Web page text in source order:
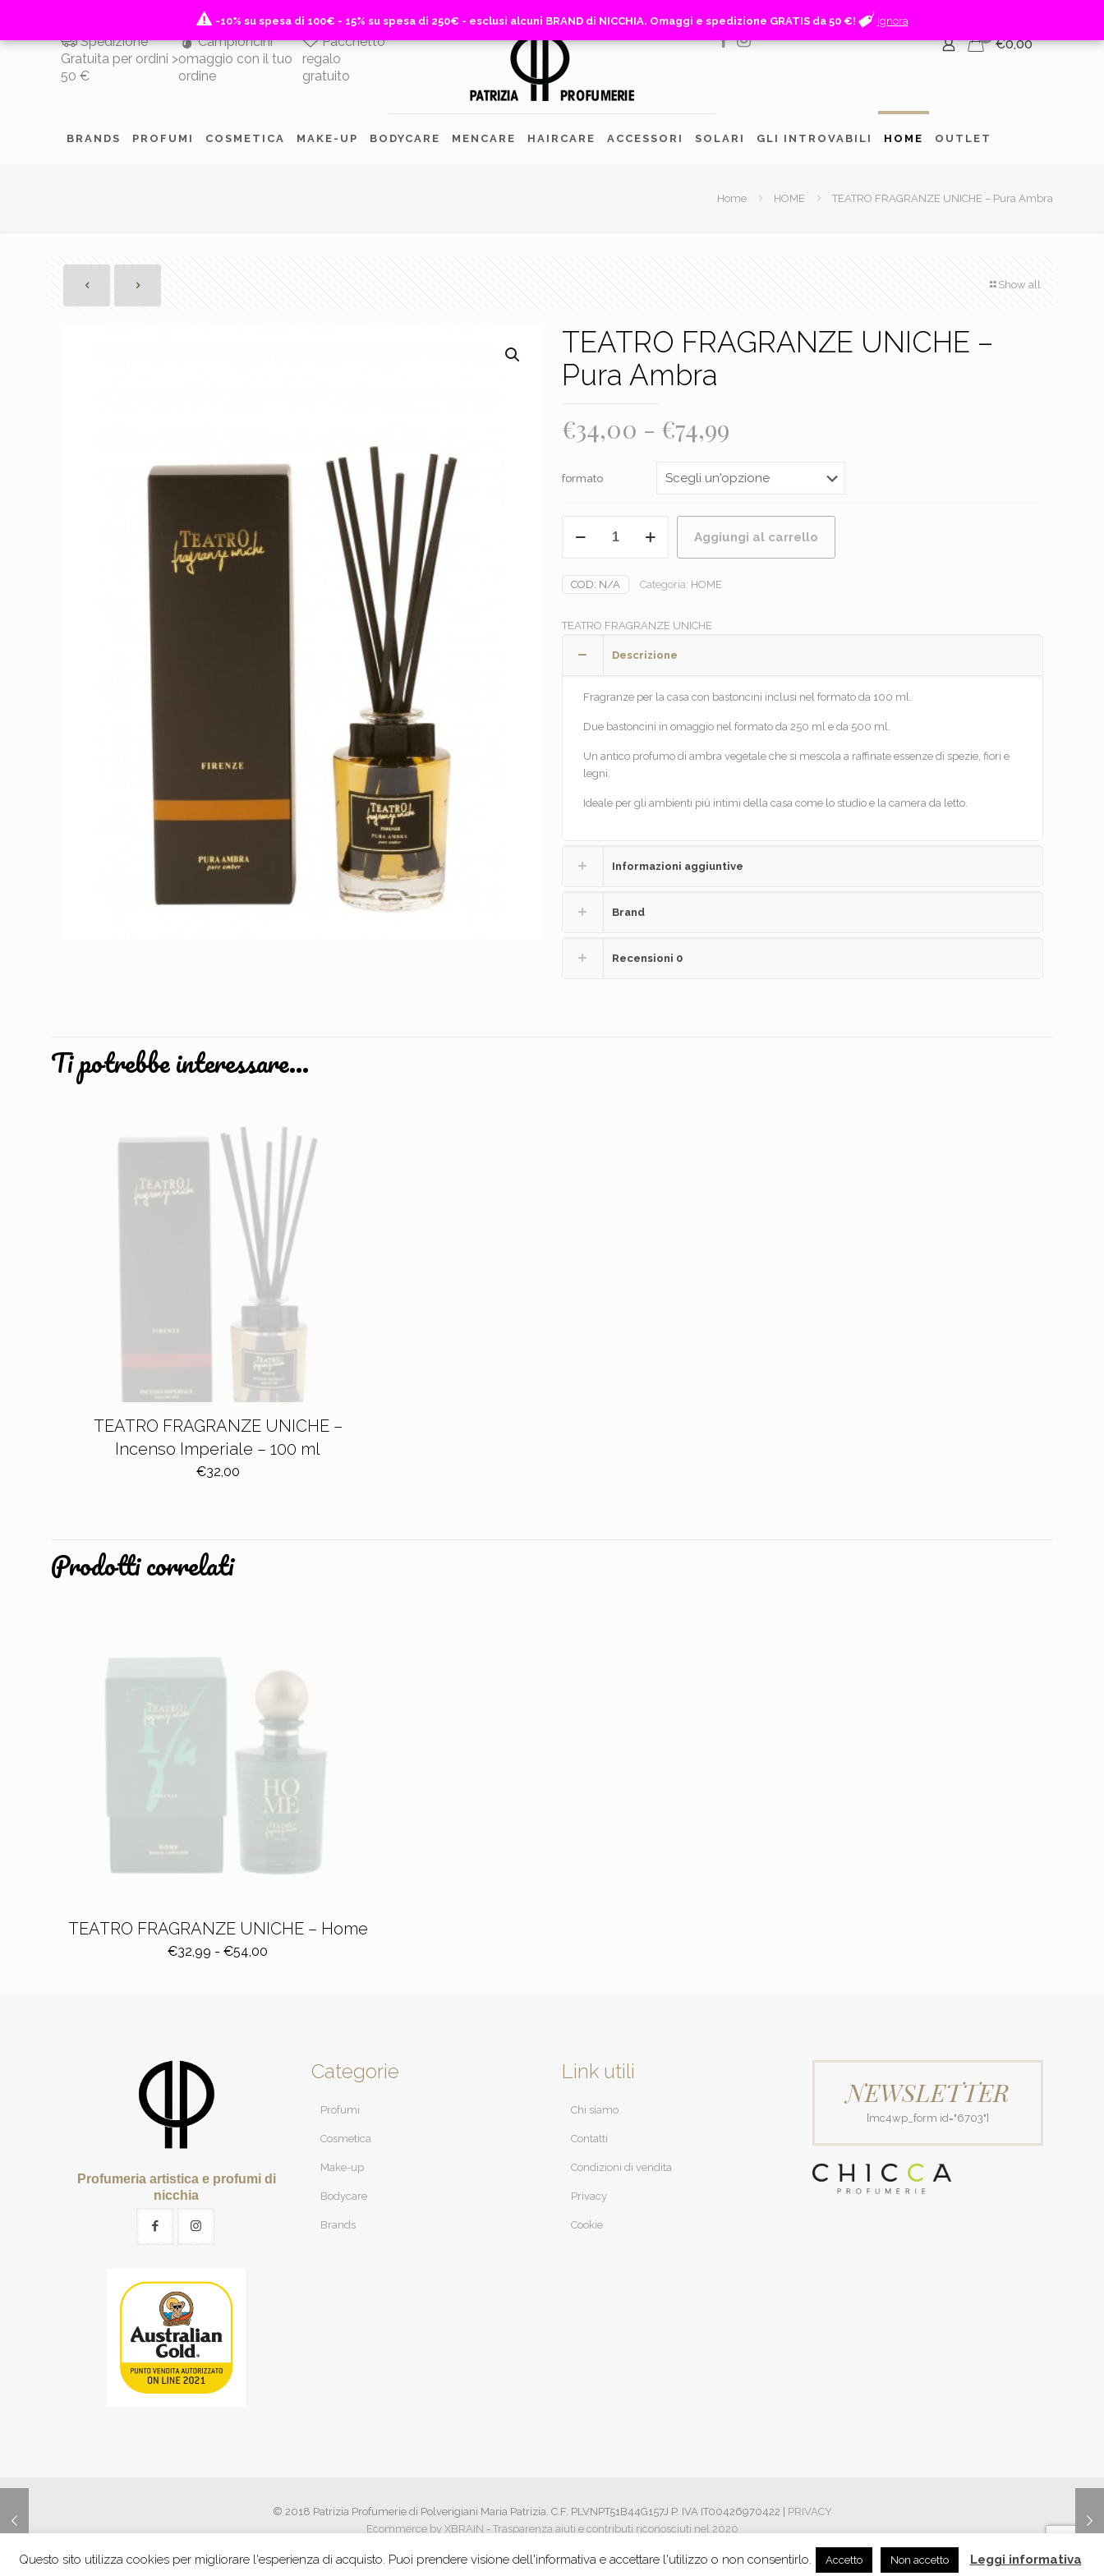
Spedizione
Gratuita per ordini >
50 €
Campioncini
omaggio con il tuo
ordine
Pacchetto
regalo
gratuito
BRANDS PROFUMI COSMETICA MAKE-UP BODYCARE MENCARE HAIRCARE ACCESSORI SOLARI GLI INTROVABILI HOME OUTLET
€0,00
Home HOME TEATRO FRAGRANZE UNICHE – Pura Ambra
Show all
TEATRO FRAGRANZE UNICHE –
Pura Ambra
€34,00 - €74,99
prezzo:
€34,00
a
formato
FRAGRANZE
-
Pura
quantità
Aggiungi al carrello
COD: N/A Categoria: HOME
TEATRO FRAGRANZE UNICHE
Descrizione
Fragranze per la casa con bastoncini inclusi nel formato da 100 ml.
Due bastoncini in omaggio nel formato da 250 ml e da 500 ml.
Un antico profumo di ambra vegetale che si mescola a raffinate essenze di spezie, fiori e
legni.
Ideale per gli ambienti più intimi della casa come lo studio e la camera da letto.
Informazioni aggiuntive
Brand
Recensioni 0
Ti potrebbe interessare…
TEATRO FRAGRANZE UNICHE –
Incenso Imperiale – 100 ml
€32,00
Prodotti correlati
TEATRO FRAGRANZE UNICHE – Home
€32,99 - €54,00
Profumeria artistica e profumi di
nicchia
Categorie
Profumi
Cosmetica
Make-up
Bodycare
Brands
Link utili
Chi siamo
Contatti
Condizioni di vendita
Privacy
Cookie
NEWSLETTER
[mc4wp_form id="6703"]
© 2018 Patrizia Profumerie di Polverigiani Maria Patrizia. C.F. PLVNPT51B44G157J P. IVA IT00426970422 | PRIVACY
Ecommerce by XBRAIN - Trasparenza aiuti e contributi riconosciuti nel 2020
Questo sito utilizza cookies per migliorare l'esperienza di acquisto. Puoi prendere visione dell'informativa e accettare l'utilizzo o non consentirlo. Accetto Non accetto Leggi informativa
-10% su spesa di 100€ - 15% su spesa di 250€ - esclusi alcuni BRAND di NICCHIA. Omaggi e spedizione GRATIS da 50 €! Ignora
-10% su spesa di 100€ - 15% su spesa di 250€ - esclusi alcuni BRAND di NICCHIA. Omaggi e spedizione GRATIS da 50 €! Ignora